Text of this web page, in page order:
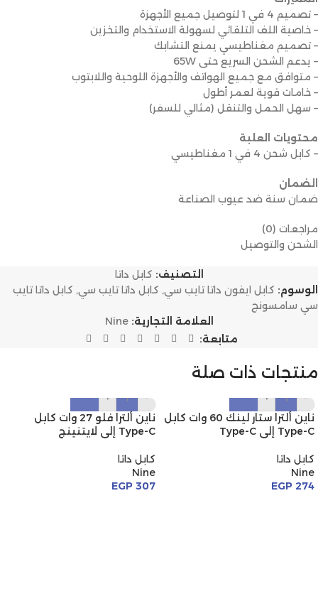
– تصميم 4 في 1 لتوصيل جميع الأجهزة
– خاصية اللف التلقائي لسهولة الاستخدام والتخزين
– تصميم مغناطيسي يمنع التشابك
– يدعم الشحن السريع حتى 65W
– متوافق مع جميع الهواتف والأجهزة اللوحية واللابتوب
– خامات قوية لعمر أطول
– سهل الحمل والتنقل (مثالي للسفر)
محتويات العلبة
– كابل شحن 4 في 1 مغناطيسي
الضمان
ضمان سنة ضد عيوب الصناعة
مراجعات (0)
الشحن والتوصيل
التصنيف: كابل داتا
الوسوم: كابل ايفون داتا تايب سي, كابل داتا تايب سي, كابل داتا تايب
سي سامسونج
العلامة التجارية:Nine
متابعة:
منتجات ذات صلة
-
+
ناين ألترا ستار لينك 60 وات كابل
Type-C إلى Type-C
كابل داتا
Nine
EGP 274
-
+
ناين ألترا فلو 27 وات كابل
Type-C إلى لايتنينج
كابل داتا
Nine
EGP 307